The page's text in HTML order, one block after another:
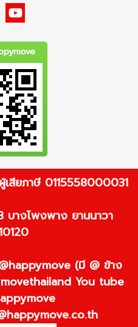
สียภาษี 0115558000031
บางโพงพาง ยานนาวา
(มี @ ข้าง
You tube